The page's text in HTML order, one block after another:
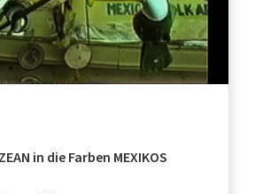
in die Farben MEXIKOS